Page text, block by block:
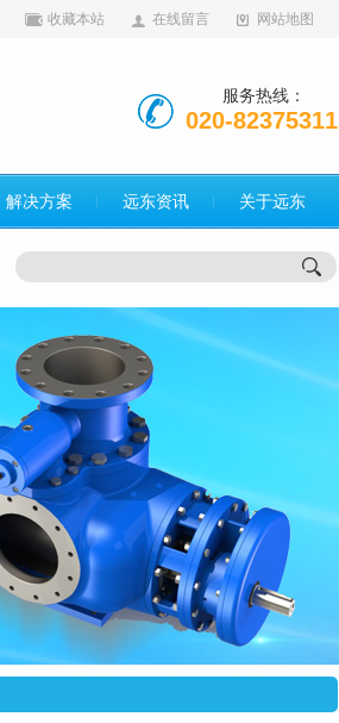
收藏本站 在线留言 网站地图
服务热线：
020-82375311
解决方案 远东资讯 关于远东